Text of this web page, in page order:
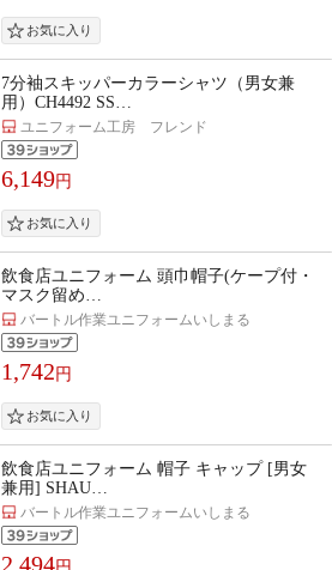
7分袖スキッパーカラーシャツ（男女兼
用）CH4492 SS…
ユニフォーム工房 フレンド
6,149円
飲食店ユニフォーム 頭巾帽子(ケープ付・
マスク留め…
バートル作業ユニフォームいしまる
1,742 円
飲食店ユニフォーム 帽子 キャップ [男女
兼用] SHAU…
バートル作業ユニフォームいしまる
2,494